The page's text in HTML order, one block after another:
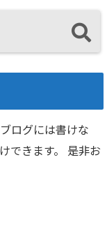
ログには書けな
できます。 是非お